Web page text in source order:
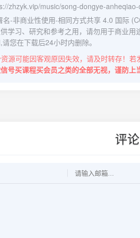
zhzyk.vip/music/song-dongye-
名-非商业性使用-相同方式共享 4.0 国际
学习、研究和参考之用，请勿用于商业
您在下载后24小时内删除。
源可能因客观原因失效，请及时转存！
号买课程买会员之类的全部无视，谨防上
评